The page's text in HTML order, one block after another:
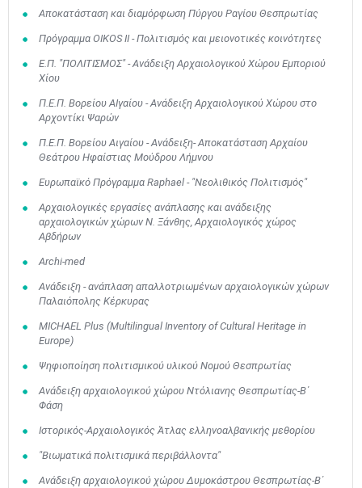
Αποκατάσταση και διαμόρφωση Πύργου Ραγίου Θεσπρωτίας
Πρόγραμμα ΟΙΚΟS II - Πολιτισμός και μειονοτικές κοινότητες
Ε.Π. "ΠΟΛΙΤΙΣΜΟΣ" - Ανάδειξη Αρχαιολογικού Χώρου Εμποριού
Χίου
Π.Ε.Π. Βορείου ΑΙγαίου - Ανάδειξη Αρχαιολογικού Χώρου στο
Αρχοντίκι Ψαρών
Π.Ε.Π. Βορείου Αιγαίου - Ανάδειξη- Αποκατάσταση Αρχαίου
Θεάτρου Ηφαίστιας Μούδρου Λήμνου
Ευρωπαϊκό Πρόγραμμα Raphael - "Νεολιθικός Πολιτισμός"
Αρχαιολογικές εργασίες ανάπλασης και ανάδειξης
αρχαιολογικών χώρων Ν. Ξάνθης, Αρχαιολογικός χώρος
Αβδήρων
Archi-med
Ανάδειξη - ανάπλαση απαλλοτριωμένων αρχαιολογικών χώρων
Παλαιόπολης Κέρκυρας
MICHAEL Plus (Multilingual Inventory of Cultural Heritage in
Europe)
Ψηφιοποίηση πολιτισμικού υλικού Νομού Θεσπρωτίας
Ανάδειξη αρχαιολογικού χώρου Ντόλιανης Θεσπρωτίας-Β΄
Φάση
Ιστορικός-Αρχαιολογικός Άτλας ελληνοαλβανικής μεθορίου
"Βιωματικά πολιτισμικά περιβάλλοντα"
Ανάδειξη αρχαιολογικού χώρου Δυμοκάστρου Θεσπρωτίας-Β΄